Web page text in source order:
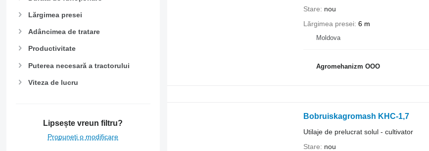
Lărgimea presei
Adâncimea de tratare
Productivitate
Puterea necesară a tractorului
Viteza de lucru
Lipsește vreun filtru?
Propuneți o modificare
Stare
nou
Lărgimea presei 6 m
Moldova
Agromehanizm OOO
Bobruiskagromash KHC-1,7
Utilaje de prelucrat solul - cultivator
Stare
nou